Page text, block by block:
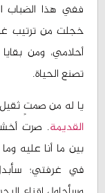
ففي هذا الضباب
خجلت من ترتيب
أحلامي، ومن
تصنع الحياة.
يا له من صمتٍ
القديمة. صرت
بين ما أنا عليه
في غرفتي؛